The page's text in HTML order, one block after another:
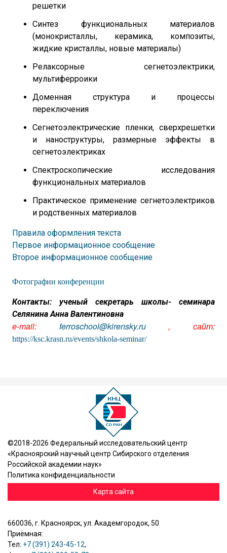
решетки
Синтез функциональных материалов
(монокристаллы, керамика, композиты,
жидкие кристаллы, новые материалы)
Релаксорные сегнетоэлектрики,
мультиферроики
Доменная структура и процессы
переключения
Сегнетоэлектрические пленки, сверхрешетки
и наноструктуры, размерные эффекты в
сегнетоэлектриках
Спектроскопические исследования
функциональных материалов
Практическое применение сегнетоэлектриков
и родственных материалов
Правила оформления текста
Первое информационное сообщение
Второе информационное сообщение
Фотографии конференции
Контакты: ученый секретарь школы- семинара
Селянина Анна Валентиновна
e-mail: ferroschool@kirensky.ru,сайт:
https://ksc.krasn.ru/events/shkola-seminar/
©2018-2026 Федеральный исследовательский центр
«Красноярский научный центр Сибирского отделения
Российской академии наук»
Политика конфиденциальности
Карта сайта
660036, г. Красноярск, ул. Академгородок, 50
Приёмная:
Тел: +7 (391) 243-45-12,